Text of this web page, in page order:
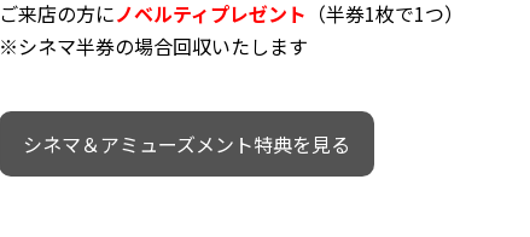
ご来店の方にノベルティプレゼント （半券1枚で1つ）
※シネマ半券の場合回収いたします
シネマ＆アミューズメント特典を見る